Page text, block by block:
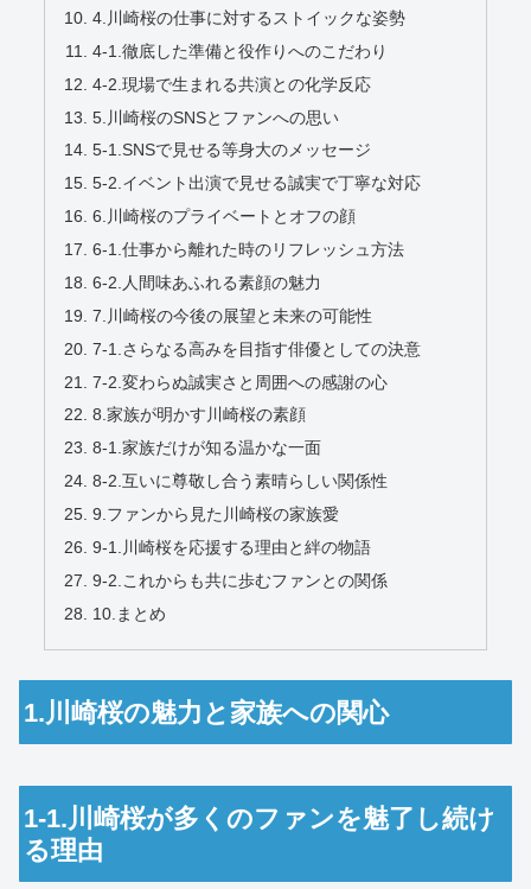
4.川崎桜の仕事に対するストイックな姿勢
4-1.徹底した準備と役作りへのこだわり
4-2.現場で生まれる共演との化学反応
5.川崎桜のSNSとファンへの思い
5-1.SNSで見せる等身大のメッセージ
5-2.イベント出演で見せる誠実で丁寧な対応
6.川崎桜のプライベートとオフの顔
6-1.仕事から離れた時のリフレッシュ方法
6-2.人間味あふれる素顔の魅力
7.川崎桜の今後の展望と未来の可能性
7-1.さらなる高みを目指す俳優としての決意
7-2.変わらぬ誠実さと周囲への感謝の心
8.家族が明かす川崎桜の素顔
8-1.家族だけが知る温かな一面
8-2.互いに尊敬し合う素晴らしい関係性
9.ファンから見た川崎桜の家族愛
9-1.川崎桜を応援する理由と絆の物語
9-2.これからも共に歩むファンとの関係
10.まとめ
1.川崎桜の魅力と家族への関心
1-1.川崎桜が多くのファンを魅了し続け
る理由